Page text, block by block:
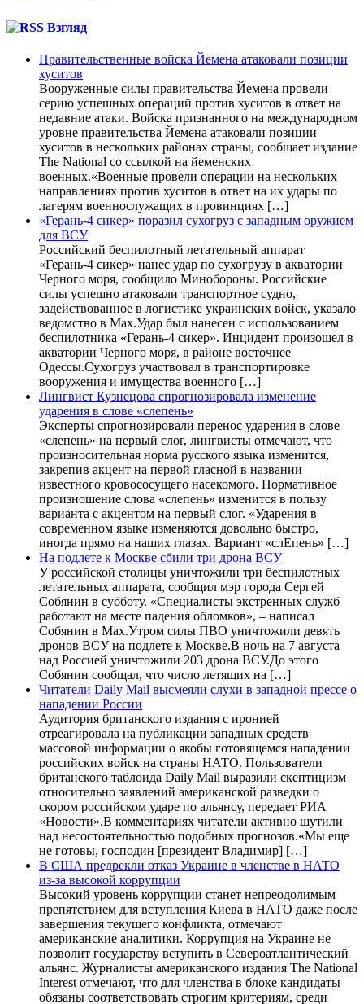
Взгляд
Правительственные войска Йемена атаковали позиции
хуситов
Вооруженные силы правительства Йемена провели
серию успешных операций против хуситов в ответ на
недавние атаки. Войска признанного на международном
уровне правительства Йемена атаковали позиции
хуситов в нескольких районах страны, сообщает издание
The National со ссылкой на йеменских
военных.«Военные провели операции на нескольких
направлениях против хуситов в ответ на их удары по
лагерям военнослужащих в провинциях […]
«Герань-4 сикер» поразил сухогруз с западным оружием
для ВСУ
Российский беспилотный летательный аппарат
«Герань-4 сикер» нанес удар по сухогрузу в акватории
Черного моря, сообщило Минобороны. Российские
силы успешно атаковали транспортное судно,
задействованное в логистике украинских войск, указало
ведомство в Max.Удар был нанесен с использованием
беспилотника «Герань-4 сикер». Инцидент произошел в
акватории Черного моря, в районе восточнее
Одессы.Сухогруз участвовал в транспортировке
вооружения и имущества военного […]
Лингвист Кузнецова спрогнозировала изменение
ударения в слове «слепень»
Эксперты спрогнозировали перенос ударения в слове
«слепень» на первый слог, лингвисты отмечают, что
произносительная норма русского языка изменится,
закрепив акцент на первой гласной в названии
известного кровососущего насекомого. Нормативное
произношение слова «слепень» изменится в пользу
варианта с акцентом на первый слог. «Ударения в
современном языке изменяются довольно быстро,
иногда прямо на наших глазах. Вариант «слЕпень» […]
На подлете к Москве сбили три дрона ВСУ
У российской столицы уничтожили три беспилотных
летательных аппарата, сообщил мэр города Сергей
Собянин в субботу. «Специалисты экстренных служб
работают на месте падения обломков», – написал
Собянин в Max.Утром силы ПВО уничтожили девять
дронов ВСУ на подлете к Москве.В ночь на 7 августа
над Россией уничтожили 203 дрона ВСУ.До этого
Собянин сообщал, что число летящих на […]
Читатели Daily Mail высмеяли слухи в западной прессе о
нападении России
Аудитория британского издания с иронией
отреагировала на публикации западных средств
массовой информации о якобы готовящемся нападении
российских войск на страны НАТО. Пользователи
британского таблоида Daily Mail выразили скептицизм
относительно заявлений американской разведки о
скором российском ударе по альянсу, передает РИА
«Новости».В комментариях читатели активно шутили
над несостоятельностью подобных прогнозов.«Мы еще
не готовы, господин [президент Владимир] […]
В США предрекли отказ Украине в членстве в НАТО
из-за высокой коррупции
Высокий уровень коррупции станет непреодолимым
препятствием для вступления Киева в НАТО даже после
завершения текущего конфликта, отмечают
американские аналитики. Коррупция на Украине не
позволит государству вступить в Североатлантический
альянс. Журналисты американского издания The National
Interest отмечают, что для членства в блоке кандидаты
обязаны соответствовать строгим критериям, среди